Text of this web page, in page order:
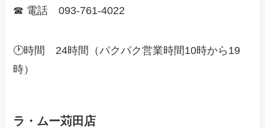
☎ 電話 093-761-4022
🕐時間 24時間（パクパク営業時間10時から19
時）
ラ・ムー苅田店